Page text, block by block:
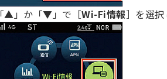
「▲」か「▼」で［Wi-Fi情報］を選